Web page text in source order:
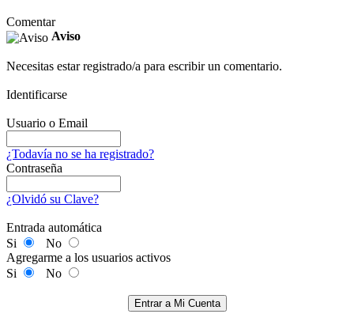
Comentar
Aviso
Necesitas estar registrado/a para escribir un comentario.
Identificarse
Usuario o Email
¿Todavía no se ha registrado?
Contraseña
¿Olvidó su Clave?
Entrada automática
Si
No
Agregarme a los usuarios activos
Si
No
Entrar a Mi Cuenta